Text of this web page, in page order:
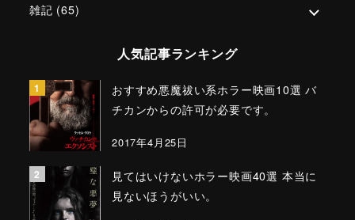
雑記 (65)
人気記事ランキング
おすすめ悪魔祓い系ホラー映画10選 バ
チカンからの許可が必要です。
2017年4月25日
見てはいけないホラー映画40選 本当に
見ないほうがいい。